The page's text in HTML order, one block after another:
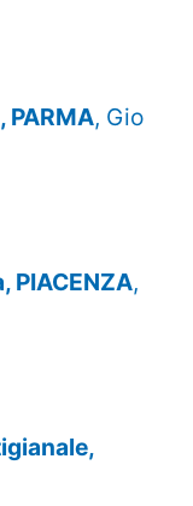
PARMA, Gio
PIACENZA,